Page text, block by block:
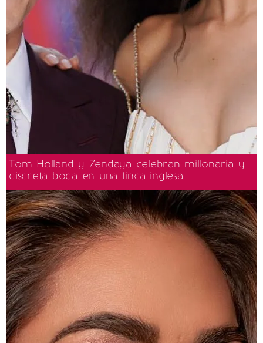
Tom Holland y Zendaya celebran millonaria y
discreta boda en una finca inglesa